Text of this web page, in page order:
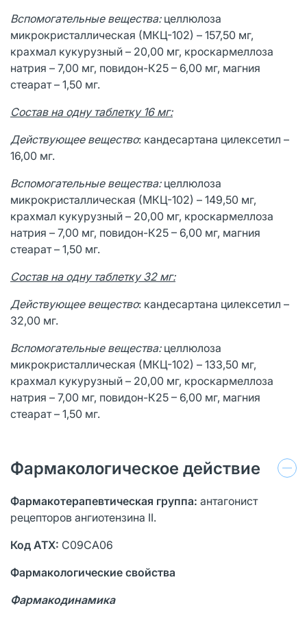
Вспомогательные вещества:целлюлоза
микрокристаллическая (МКЦ-102) – 157,50 мг,
крахмал кукурузный – 20,00 мг, кроскармеллоза
натрия – 7,00 мг, повидон-К25 – 6,00 мг, магния
стеарат – 1,50 мг.
Состав на одну таблетку 16 мг:
Действующее вещество: кандесартана цилексетил –
16,00 мг.
Вспомогательные вещества:целлюлоза
микрокристаллическая (МКЦ-102) – 149,50 мг,
крахмал кукурузный – 20,00 мг, кроскармеллоза
натрия – 7,00 мг, повидон-К25 – 6,00 мг, магния
стеарат – 1,50 мг.
Состав на одну таблетку 32 мг:
Действующее вещество: кандесартана цилексетил –
32,00 мг.
Вспомогательные вещества:целлюлоза
микрокристаллическая (МКЦ-102) – 133,50 мг,
крахмал кукурузный – 20,00 мг, кроскармеллоза
натрия – 7,00 мг, повидон-К25 – 6,00 мг, магния
стеарат – 1,50 мг.
Фармакологическое действие
Фармакотерапевтическая группа: антагонист
рецепторов ангиотензина II.
Код ATX: C09CA06
Фармакологические свойства
Фармакодинамика